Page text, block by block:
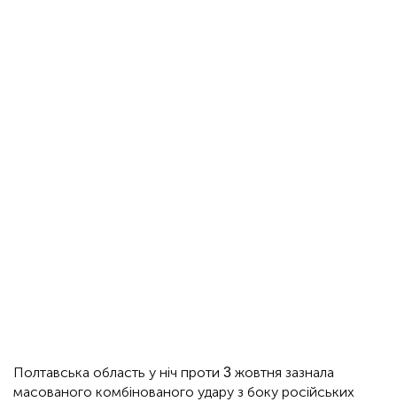
Полтавська область у ніч проти 3 жовтня зазнала
масованого комбінованого удару з боку російських